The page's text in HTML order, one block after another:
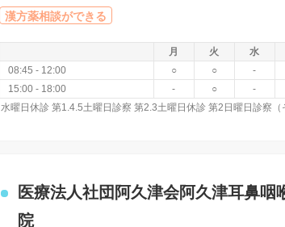
漢方薬相談ができる
月 火 水
08:45 - 12:00
○ ○ -
15:00 - 18:00
- ○ -
水曜日休診 第1.4.5土曜日診察 第2.3土曜日休診 第2日曜日診察（
医療法人社団阿久津会阿久津耳鼻咽
院